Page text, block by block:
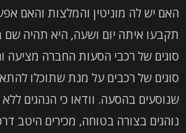
האם יש לה מוניטין והמלצות והאם
תקבעו איתה יום ושעה, היא תהיה שם
סוגים של רכבי הסעות החברה
סוגים של רכבים על מנת שתוכלו
שנוסעים בהסעה. וודאו כי הנהגים
נוהגים בצורה בטוחה, מכירים היטב